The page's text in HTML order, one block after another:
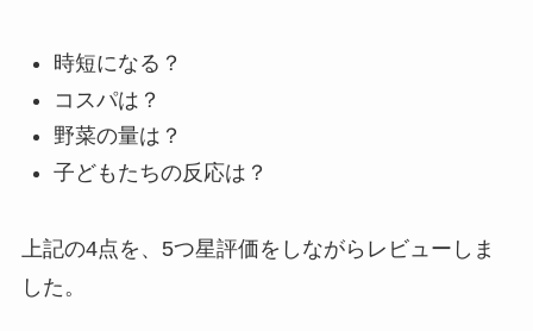
時短になる？
コスパは？
野菜の量は？
子どもたちの反応は？
上記の4点を、5つ星評価をしながらレビューしま
した。